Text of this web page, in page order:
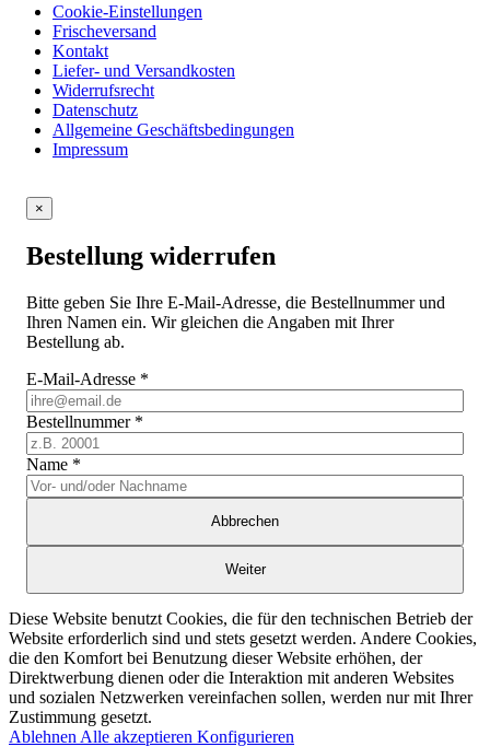
Cookie-Einstellungen
Frischeversand
Kontakt
Liefer- und Versandkosten
Widerrufsrecht
Datenschutz
Allgemeine Geschäftsbedingungen
Impressum
×
Bestellung widerrufen
Bitte geben Sie Ihre E-Mail-Adresse, die Bestellnummer und
Ihren Namen ein. Wir gleichen die Angaben mit Ihrer
Bestellung ab.
E-Mail-Adresse *
Bestellnummer *
Name *
Abbrechen
Weiter
Diese Website benutzt Cookies, die für den technischen Betrieb der
Website erforderlich sind und stets gesetzt werden. Andere Cookies,
die den Komfort bei Benutzung dieser Website erhöhen, der
Direktwerbung dienen oder die Interaktion mit anderen Websites
und sozialen Netzwerken vereinfachen sollen, werden nur mit Ihrer
Zustimmung gesetzt.
Ablehnen Alle akzeptieren Konfigurieren